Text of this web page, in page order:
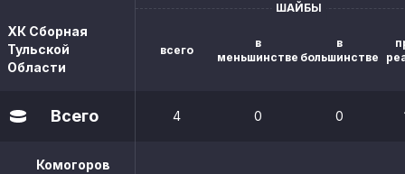
ХК Сборная
Тульской
Области
ШАЙБЫ
всего
в
меньшинстве
в
большинстве
Всего 4 0 0
Комогоров